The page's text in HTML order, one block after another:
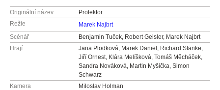
Originální název
Protektor
Režie
Marek Najbrt
Scénář
Benjamin Tuček, Robert Geisler, Marek Najbrt
Hrají
Jana Plodková, Marek Daniel, Richard Stanke,
Jiří Ornest, Klára Melíšková, Tomáš Měcháček,
Sandra Nováková, Martin Myšička, Simon
Schwarz
Kamera
Miloslav Holman